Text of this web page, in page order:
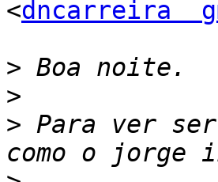
<dncarreira
>
>
> Para ver